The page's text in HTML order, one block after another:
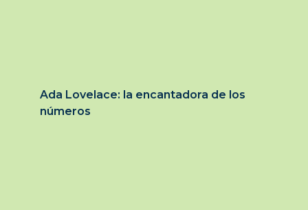
Ada Lovelace: la encantadora de los
números